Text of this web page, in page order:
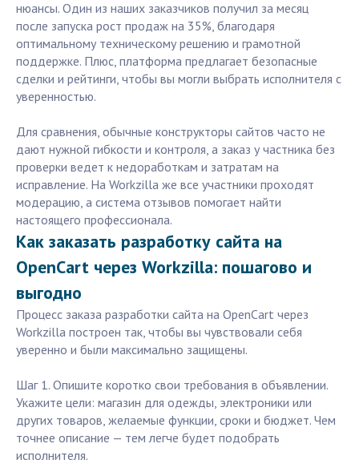
нюансы. Один из наших заказчиков получил за месяц
после запуска рост продаж на 35%, благодаря
оптимальному техническому решению и грамотной
поддержке. Плюс, платформа предлагает безопасные
сделки и рейтинги, чтобы вы могли выбрать исполнителя с
уверенностью.
Для сравнения, обычные конструкторы сайтов часто не
дают нужной гибкости и контроля, а заказ у частника без
проверки ведет к недоработкам и затратам на
исправление. На Workzilla же все участники проходят
модерацию, а система отзывов помогает найти
настоящего профессионала.
Как заказать разработку сайта на
OpenCart через Workzilla: пошагово и
выгодно
Процесс заказа разработки сайта на OpenCart через
Workzilla построен так, чтобы вы чувствовали себя
уверенно и были максимально защищены.
Шаг 1. Опишите коротко свои требования в объявлении.
Укажите цели: магазин для одежды, электроники или
других товаров, желаемые функции, сроки и бюджет. Чем
точнее описание — тем легче будет подобрать
исполнителя.